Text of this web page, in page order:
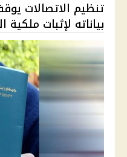
تنظيم الاتصالات
بياناته لإثبات ملكية